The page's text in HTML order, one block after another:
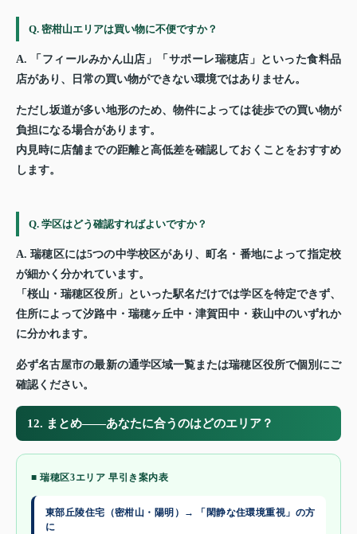
Q. 密柑山エリアは買い物に不便ですか？
A. 「フィールみかん山店」「サポーレ瑞穂店」といった食料品
店があり、日常の買い物ができない環境ではありません。
ただし坂道が多い地形のため、物件によっては徒歩での買い物が
負担になる場合があります。
内見時に店舗までの距離と高低差を確認しておくことをおすすめ
します。
Q. 学区はどう確認すればよいですか？
A. 瑞穂区には5つの中学校区があり、町名・番地によって指定校
が細かく分かれています。
「桜山・瑞穂区役所」といった駅名だけでは学区を特定できず、
住所によって汐路中・瑞穂ヶ丘中・津賀田中・萩山中のいずれか
に分かれます。
必ず名古屋市の最新の通学区域一覧または瑞穂区役所で個別にご
確認ください。
12. まとめ——あなたに合うのはどのエリア？
■ 瑞穂区3エリア 早引き案内表
東部丘陵住宅（密柑山・陽明）→ 「閑静な住環境重視」の方
に